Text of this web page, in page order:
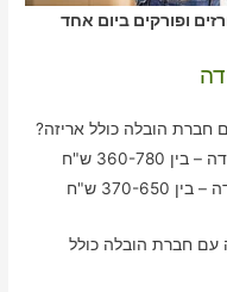
ופורקים ביום אחד
חדרים בדמידה עם חברת הובלה כולל